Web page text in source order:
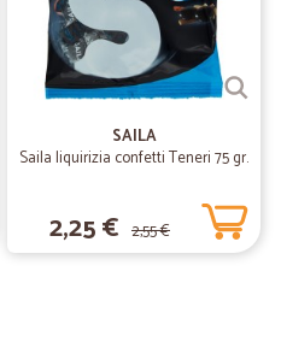
SAILA
Saila liquirizia confetti Teneri 75 gr.
2,25 € 2,55 €